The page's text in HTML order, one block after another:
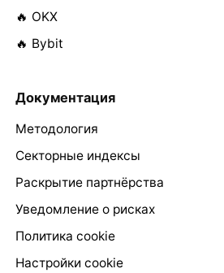
🔥 OKX
🔥 Bybit
Документация
Методология
Секторные индексы
Раскрытие партнёрства
Уведомление о рисках
Политика cookie
Настройки cookie